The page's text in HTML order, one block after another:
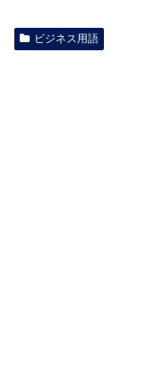
ビジネス用語